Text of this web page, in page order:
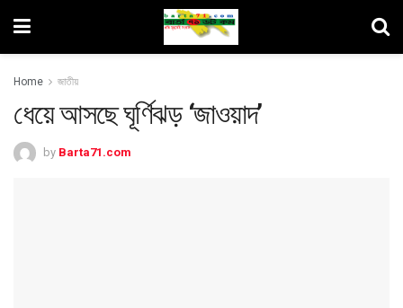
Home জাতীয়
ধেয়ে আসছে ঘূর্ণিঝড় ‘জাওয়াদ’
by Barta71.com